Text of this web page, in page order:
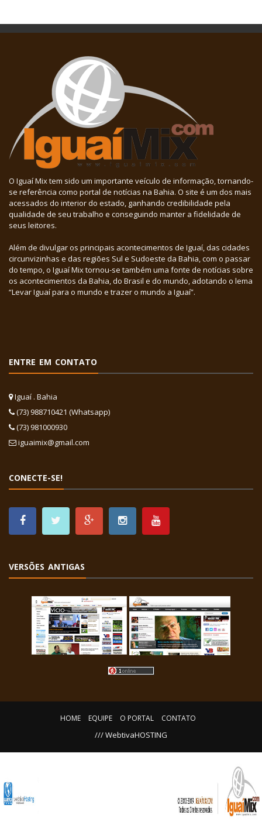
O Iguaí Mix tem sido um importante veículo de informação, tornando-
se referência como portal de notícias na Bahia. O site é um dos mais
acessados do interior do estado, ganhando credibilidade pela
qualidade de seu trabalho e conseguindo manter a fidelidade de
seus leitores.
Além de divulgar os principais acontecimentos de Iguaí, das cidades
circunvizinhas e das regiões Sul e Sudoeste da Bahia, com o passar
do tempo, o Iguaí Mix tornou-se também uma fonte de notícias sobre
os acontecimentos da Bahia, do Brasil e do mundo, adotando o lema
“Levar Iguaí para o mundo e trazer o mundo a Iguaí”.
ENTRE EM CONTATO
Iguaí . Bahia
(73) 988710421 (Whatsapp)
(73) 981000930
iguaimix@gmail.com
CONECTE-SE!
VERSÕES ANTIGAS
HOME EQUIPE O PORTAL CONTATO
/// WebtivaHOSTING